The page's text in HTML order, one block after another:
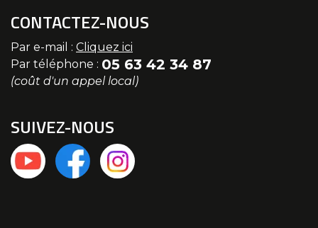
CONTACTEZ-NOUS
Par e-mail : Cliquez ici
Par téléphone : 05 63 42 34 87
(coût d'un appel local)
SUIVEZ-NOUS